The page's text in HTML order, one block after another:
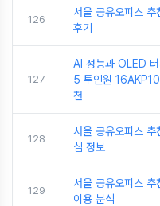
126
서울 공유오피스
후기
127
AI 성능과 OLED
5 투인원
천
128
서울 공유오피스 추
심 정보
129
서울 공유오피스 추
이용 분석